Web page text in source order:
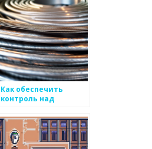
Как обеспечить
контроль над
сотрудничеством с
металоизделиями